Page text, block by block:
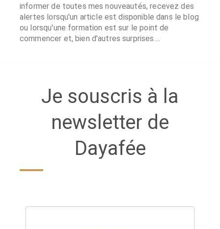
informer de toutes mes nouveautés, recevez des
alertes lorsqu'un article est disponible dans le blog
ou lorsqu'une formation est sur le point de
commencer et, bien d'autres surprises....
Je souscris à la
newsletter de
Dayafée